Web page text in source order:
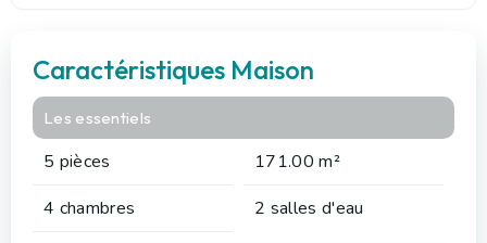
Caractéristiques Maison
Les essentiels
5 pièces
171.00 m²
4 chambres
2 salles d'eau